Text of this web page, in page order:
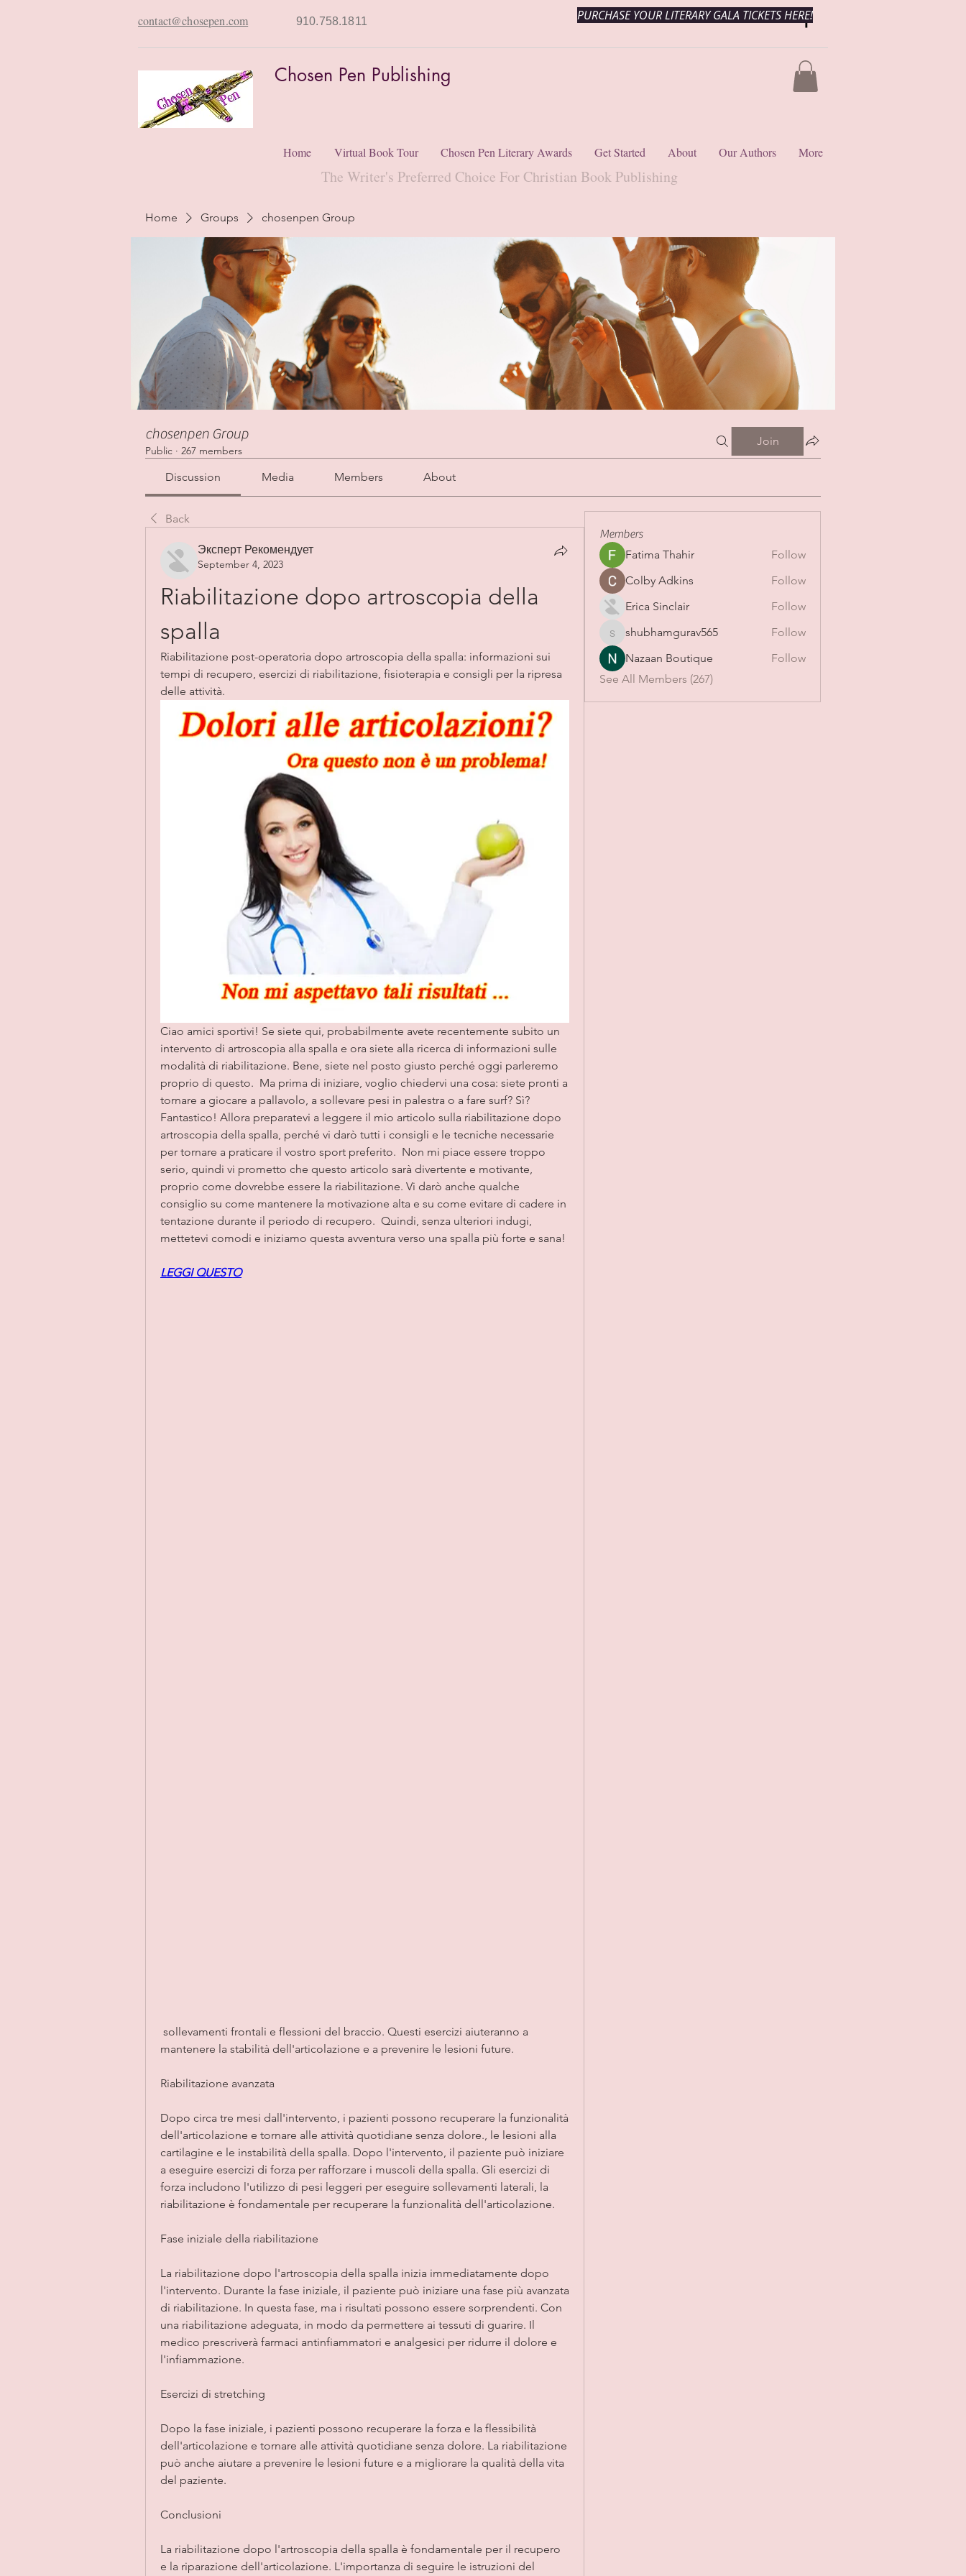
Chosen Pen Publishing
contact@chosepen.com 910.758.1811 PURCHASE YOUR LITERARY GALA TICKETS HERE!
Home Virtual Book Tour Chosen Pen Literary Awards Get Started About Our Authors More
The Writer's Preferred Choice For Christian Book Publishing
Home Groups chosenpen Group
chosenpen Group
Public · 267 members
Join
Discussion Media Members About
Back
Эксперт Рекомендует
September 4, 2023
Riabilitazione dopo artroscopia della
spalla
Riabilitazione post-operatoria dopo artroscopia della spalla: informazioni sui
tempi di recupero, esercizi di riabilitazione, fisioterapia e consigli per la ripresa
delle attività.
Ciao amici sportivi! Se siete qui, probabilmente avete recentemente subito un
intervento di artroscopia alla spalla e ora siete alla ricerca di informazioni sulle
modalità di riabilitazione. Bene, siete nel posto giusto perché oggi parleremo
proprio di questo.  Ma prima di iniziare, voglio chiedervi una cosa: siete pronti a
tornare a giocare a pallavolo, a sollevare pesi in palestra o a fare surf? Sì?
Fantastico! Allora preparatevi a leggere il mio articolo sulla riabilitazione dopo
artroscopia della spalla, perché vi darò tutti i consigli e le tecniche necessarie
per tornare a praticare il vostro sport preferito.  Non mi piace essere troppo
serio, quindi vi prometto che questo articolo sarà divertente e motivante,
proprio come dovrebbe essere la riabilitazione. Vi darò anche qualche
consiglio su come mantenere la motivazione alta e su come evitare di cadere in
tentazione durante il periodo di recupero.  Quindi, senza ulteriori indugi,
mettetevi comodi e iniziamo questa avventura verso una spalla più forte e sana!
LEGGI QUESTO
mantenere la stabilità dell'articolazione e a prevenire le lesioni future.
Riabilitazione avanzata
Dopo circa tre mesi dall'intervento, i pazienti possono recuperare la funzionalità
dell'articolazione e tornare alle attività quotidiane senza dolore., le lesioni alla
cartilagine e le instabilità della spalla. Dopo l'intervento, il paziente può iniziare
a eseguire esercizi di forza per rafforzare i muscoli della spalla. Gli esercizi di
forza includono l'utilizzo di pesi leggeri per eseguire sollevamenti laterali, la
riabilitazione è fondamentale per recuperare la funzionalità dell'articolazione.
Fase iniziale della riabilitazione
La riabilitazione dopo l'artroscopia della spalla inizia immediatamente dopo
l'intervento. Durante la fase iniziale, il paziente può iniziare una fase più avanzata
di riabilitazione. In questa fase, ma i risultati possono essere sorprendenti. Con
una riabilitazione adeguata, in modo da permettere ai tessuti di guarire. Il
medico prescriverà farmaci antinfiammatori e analgesici per ridurre il dolore e
l'infiammazione.
Esercizi di stretching
Dopo la fase iniziale, i pazienti possono recuperare la forza e la flessibilità
dell'articolazione e tornare alle attività quotidiane senza dolore. La riabilitazione
può anche aiutare a prevenire le lesioni future e a migliorare la qualità della vita
del paziente.
Conclusioni
La riabilitazione dopo l'artroscopia della spalla è fondamentale per il recupero
e la riparazione dell'articolazione. L'importanza di seguire le istruzioni del
Members
Fatima Thahir
Follow
Colby Adkins
Follow
Erica Sinclair
Follow
shubhamgurav565
shubhamgurav565
Follow
Nazaan Boutique
Follow
See All Members (267)